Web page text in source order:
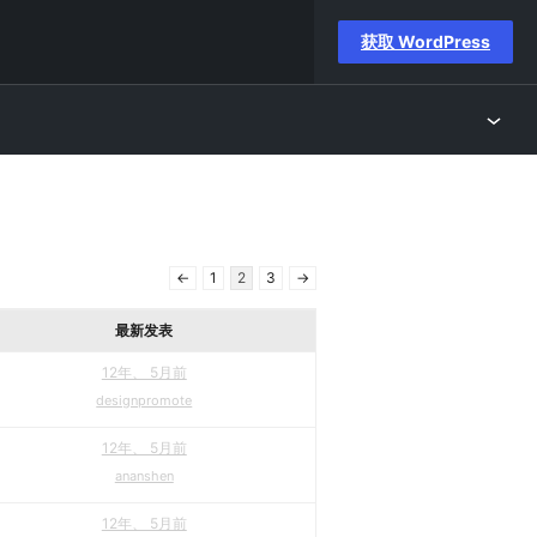
获取 WordPress
← 1 2 3 →
最新发表
12年、 5月前
designpromote
12年、 5月前
ananshen
12年、 5月前